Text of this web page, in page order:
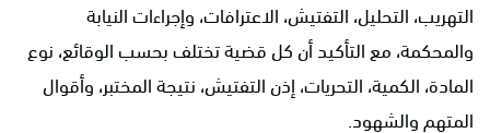
التهريب، التحليل، التفتيش، الاعترافات، وإجراءات النيابة
والمحكمة، مع التأكيد أن كل قضية تختلف بحسب الوقائع، نوع
المادة، الكمية، التحريات، إذن التفتيش، نتيجة المختبر، وأقوال
المتهم والشهود.